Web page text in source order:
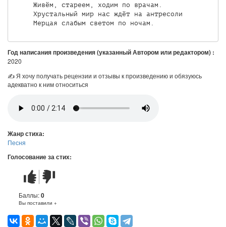
     Живём, стареем, ходим по врачам.
     Хрустальный мир нас ждёт на антресоли
Год написания произведения (указанный Автором или редактором) :
2020
✍ Я хочу получать рецензии и отзывы к произведению и обязуюсь
адекватно к ним относиться
Жанр стиха:
Песня
Голосование за стих:
Стих
понравился
Стих
не
понравился
Баллы:0
Вы поставили +